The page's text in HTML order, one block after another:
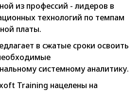
из профессий - лидеров в
технологий по темпам
платы.
в сжатые сроки освоить
системному аналитику.
Training нацелены на